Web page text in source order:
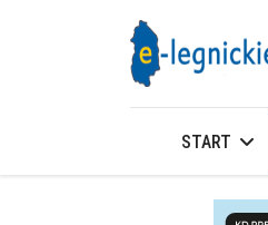
START